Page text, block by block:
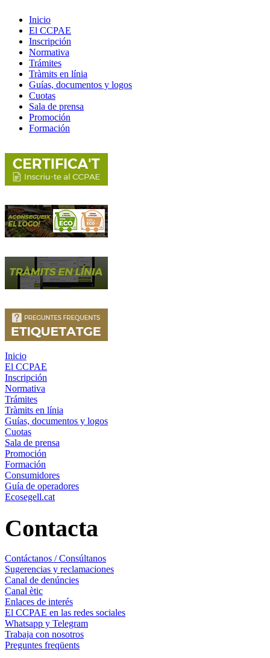
Inicio
El CCPAE
Inscripción
Normativa
Trámites
Tràmits en línia
Guías, documentos y logos
Cuotas
Sala de prensa
Promoción
Formación
Inicio
El CCPAE
Inscripción
Normativa
Trámites
Tràmits en línia
Guías, documentos y logos
Cuotas
Sala de prensa
Promoción
Formación
Consumidores
Guía de operadores
Ecosegell.cat
Contacta
Contáctanos / Consúltanos
Sugerencias y reclamaciones
Canal de denúncies
Canal ètic
Enlaces de interés
El CCPAE en las redes sociales
Whatsapp y Telegram
Trabaja con nosotros
Preguntes freqüents